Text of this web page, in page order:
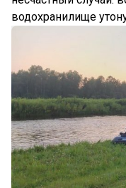
водохранилище